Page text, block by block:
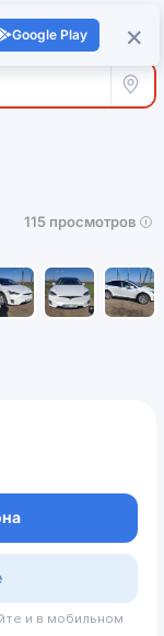
Войти +
Все
115 просмотров
и в мобильном
×
Google Play